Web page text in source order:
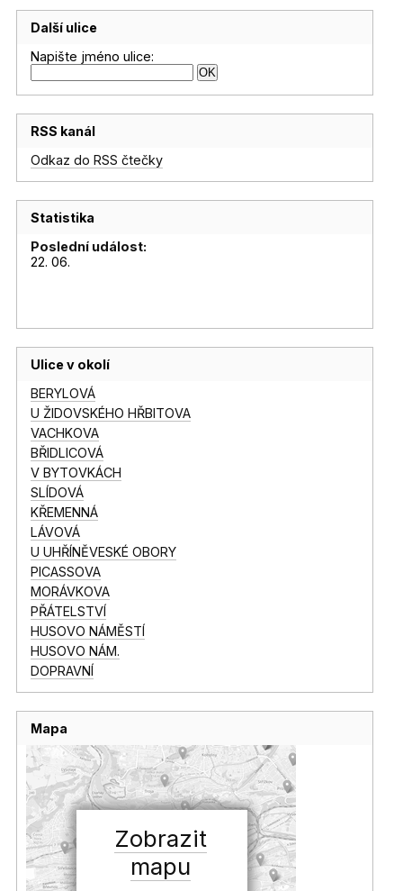
Další ulice
Napište jméno ulice:
RSS kanál
Odkaz do RSS čtečky
Statistika
Poslední událost:
22. 06.
Ulice v okolí
BERYLOVÁ
U ŽIDOVSKÉHO HŘBITOVA
VACHKOVA
BŘIDLICOVÁ
V BYTOVKÁCH
SLÍDOVÁ
KŘEMENNÁ
LÁVOVÁ
U UHŘÍNĚVESKÉ OBORY
PICASSOVA
MORÁVKOVA
PŘÁTELSTVÍ
HUSOVO NÁMĚSTÍ
HUSOVO NÁM.
DOPRAVNÍ
Mapa
Zobrazit
mapu